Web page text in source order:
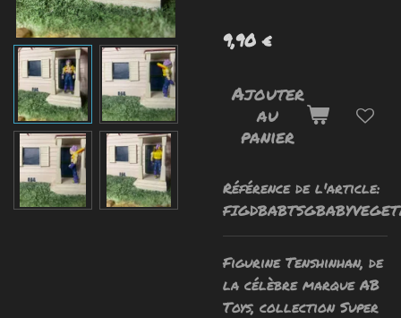
9,90 €
Ajouter
au
panier
Référence de l'article:
Figurine Tenshinhan, de
la célèbre marque AB
Toys, collection Super